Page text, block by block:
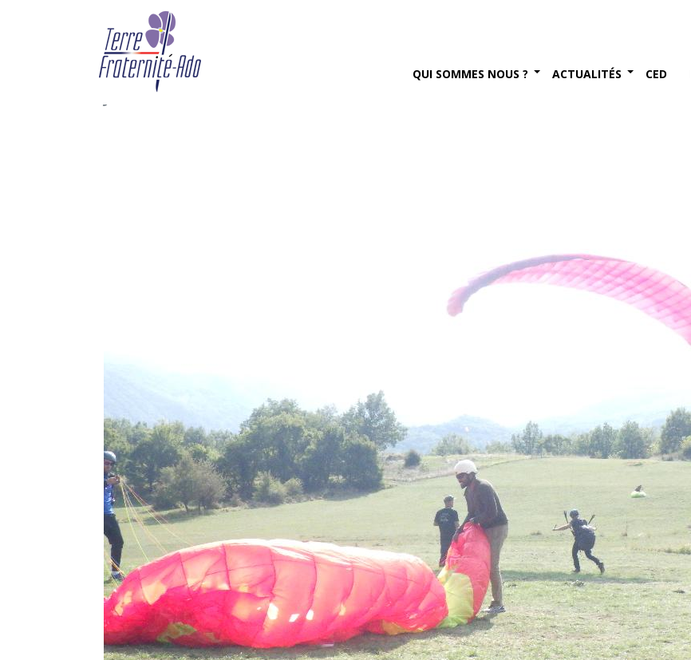
QUI SOMMES NOUS ? ACTUALITÉS CED
Stage « parapente bien-être » de la CABAT – 1ère
journée (13 octobre 2021)
By Terre Fraternité,